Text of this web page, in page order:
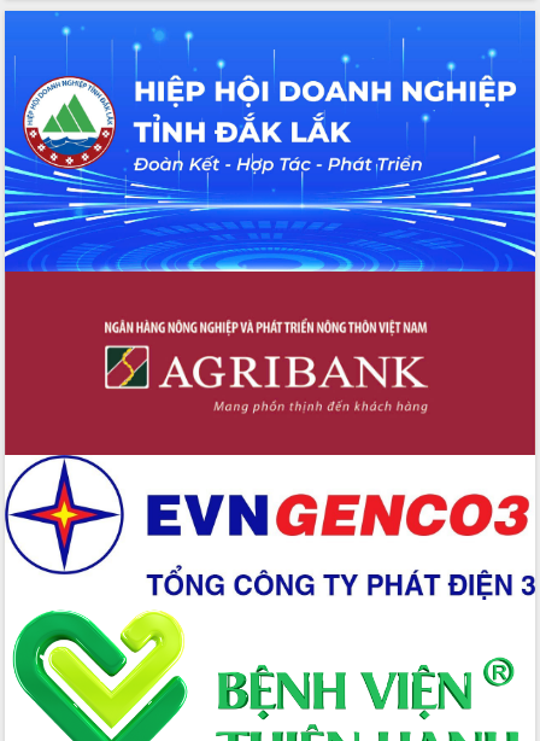
Hội thảo khoa học “Giải pháp thúc đẩy
phát triển nền kinh tế xanh tại tỉnh
Đắk Lắk”
Tăng cường giám sát, đôn đốc thực
hiện nhiệm vụ quản lý tài sản công
hàng tuần
Tháo gỡ những vướng mắc, đẩy mạnh
công tác cải cách thủ tục hành chính
tại Trung tâm Phục vụ hành chính
công tỉnh
Đắk Lắk rà soát, điều chỉnh Đề án 190
về phát triển nuôi trồng thủy sản
Phó Chủ tịch UBND tỉnh Đắk Lắk
Trương Công Thái kiểm tra thực địa
Thuột
Định vị cà phê Việt Nam như một “di
sản sống” trong dòng chảy toàn cầu
Xây dựng nông thôn mới: Nâng cao đời
sống người dân từ những mô hình thiết
Quyết liệt tháo gỡ vướng mắc, đẩy
nhanh tiến độ các dự án trọng điểm
trong Khu kinh tế Nam Phú Yên
Hòn Yến phát triển du lịch gắn với bảo
tồn biển